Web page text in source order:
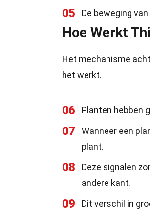
05 De beweging
Hoe Werkt
Het mechanisme
het werkt.
06 Planten hebben
07
Wanneer een
plant.
08
Deze signalen
andere kant.
09 Dit verschil in